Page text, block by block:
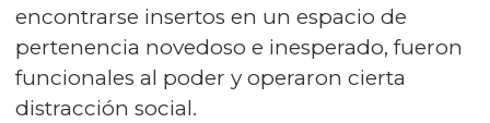
encontrarse insertos en un espacio de
pertenencia novedoso e inesperado, fueron
funcionales al poder y operaron cierta
distracción social.